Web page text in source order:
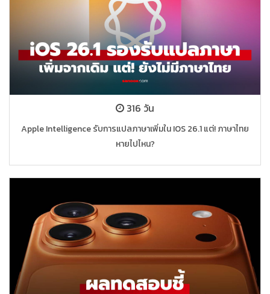
316 วัน
Apple Intelligence รับการแปลภาษาเพิ่มใน IOS 26.1 แต่! ภาษาไทย
หายไปไหน?